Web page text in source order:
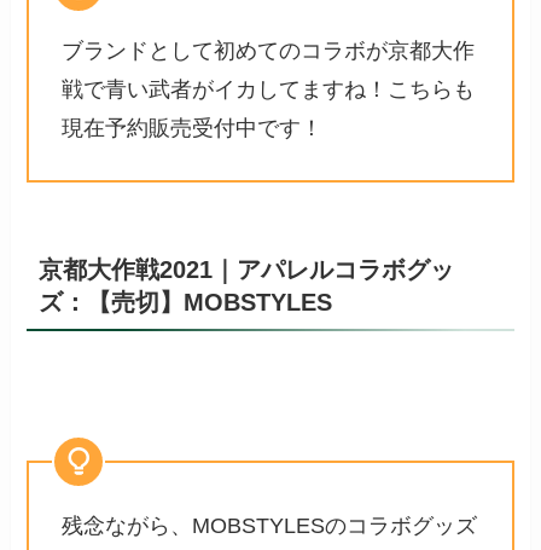
ブランドとして初めてのコラボが京都大作
戦で青い武者がイカしてますね！こちらも
現在予約販売受付中です！
京都大作戦2021｜アパレルコラボグッ
ズ：【売切】MOBSTYLES
残念ながら、MOBSTYLESのコラボグッズ